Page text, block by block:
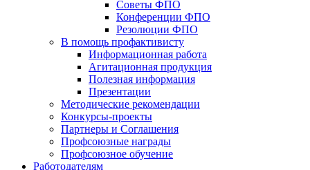
Советы ФПО
Конференции ФПО
Резолюции ФПО
В помощь профактивисту
Информационная работа
Агитационная продукция
Полезная информация
Презентации
Методические рекомендации
Конкурсы-проекты
Партнеры и Соглашения
Профсоюзные награды
Профсоюзное обучение
Работодателям